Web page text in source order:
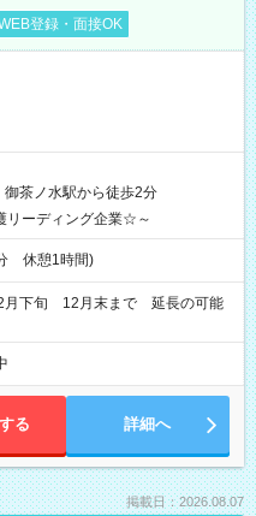
登録・面接OK
御茶ノ水駅から徒歩2分
リーディング企業☆～
休憩1時間)
月下旬 12月末まで 延長の可能
る 詳細へ
掲載日：2026.08.07